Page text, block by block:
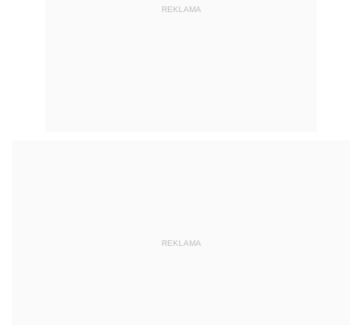
REKLAMA
REKLAMA